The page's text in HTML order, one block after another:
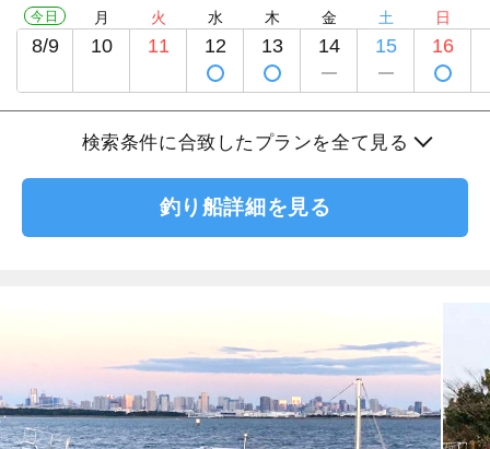
今日
8/9
月
10
火
11
水
12
木
13
金
14
土
15
日
16
検索条件に合致したプランを全て見る
釣り船詳細を見る